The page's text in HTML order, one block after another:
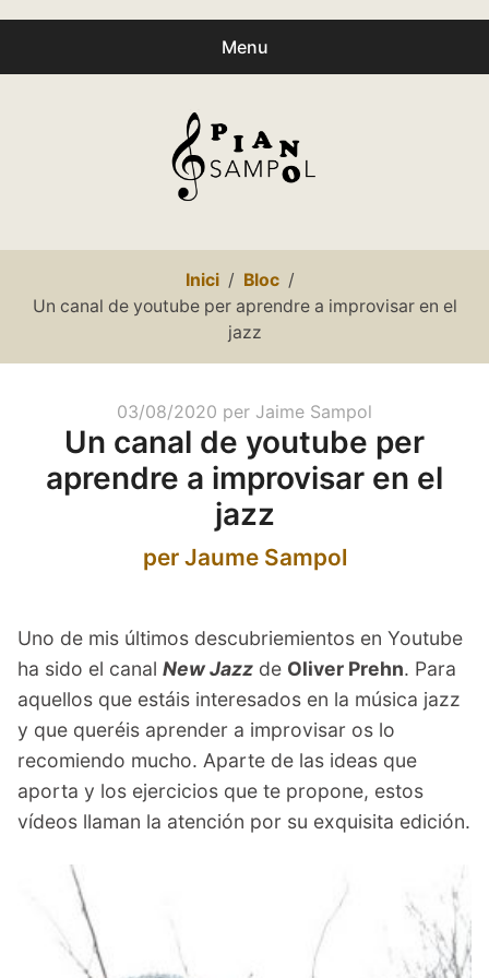
Menu
0,00€
Català
Partitures
Youtube
Inici
Bloc
Un canal de youtube per aprendre a improvisar en el
jazz
Publicat
el
03/08/2020 per Jaime Sampol
Un canal de youtube per
aprendre a improvisar en el
jazz
per Jaume Sampol
Uno de mis últimos descubriemientos en Youtube
ha sido el canal New Jazz de Oliver Prehn. Para
aquellos que estáis interesados en la música jazz
y que queréis aprender a improvisar os lo
recomiendo mucho. Aparte de las ideas que
aporta y los ejercicios que te propone, estos
vídeos llaman la atención por su exquisita edición.